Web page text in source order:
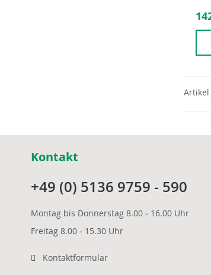
Artikel
Kontakt
+49 (0) 5136 9759 - 590
Montag bis Donnerstag 8.00 ‒ 16.00 Uhr
Freitag 8.00 ‒ 15.30 Uhr
Kontaktformular